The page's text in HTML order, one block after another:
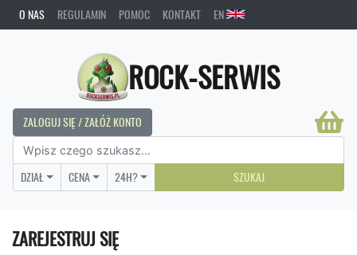
O NAS REGULAMIN POMOC KONTAKT EN
ROCK-SERWIS
ZALOGUJ SIĘ / ZAŁÓŻ KONTO
DZIAŁ CENA 24H? SZUKAJ
ZAREJESTRUJ SIĘ